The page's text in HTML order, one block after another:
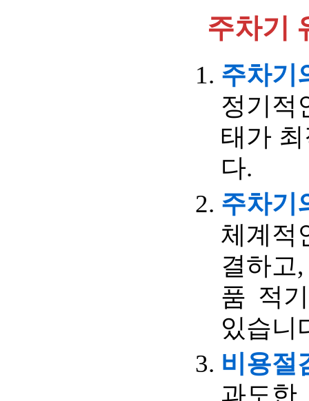
주차기
주차기
정기적
태가
다.
주차기
체계적
결하고
품 적
있습니
비용절
과도한